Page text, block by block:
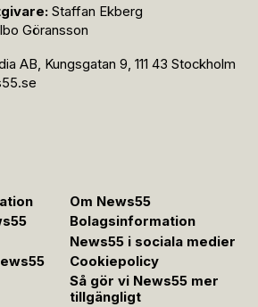
Staffan Ekberg
Göransson
AB, Kungsgatan 9, 111 43 Stockholm
Om News55
Bolagsinformation
News55 i sociala medier
Cookiepolicy
Så gör vi News55 mer
tillgängligt